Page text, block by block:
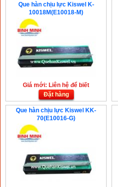
Que hàn chịu lực Kiswel K-
10018M(E10018-M)
Giá mới: Liên hệ để biết
Đặt hàng
Que hàn chịu lực Kiswel KK-
70(E10016-G)